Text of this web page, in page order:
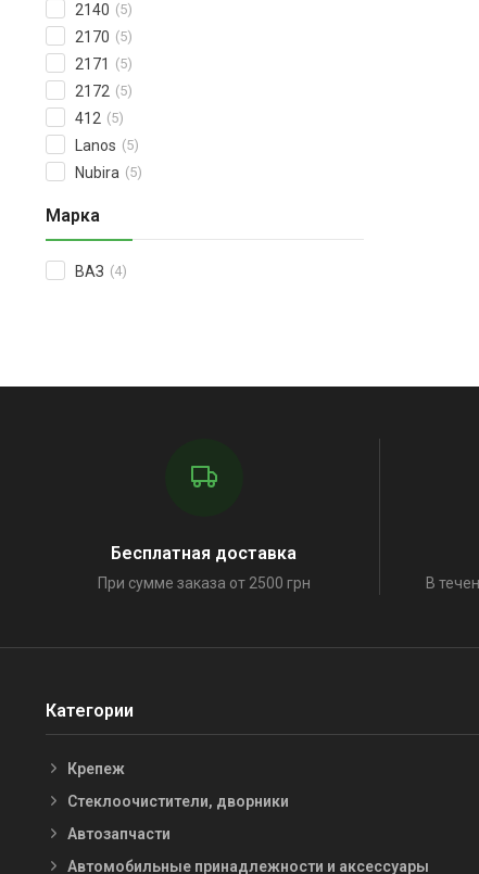
2140 (5)
2170 (5)
2171 (5)
2172 (5)
412 (5)
Lanos (5)
Nubira (5)
Марка
ВАЗ (4)
Бесплатная доставка
При сумме заказа от 2500 грн В
Категории
Крепеж
Стеклоочистители, дворники
Автозапчасти
Автомобильные принадлежности и аксессуары